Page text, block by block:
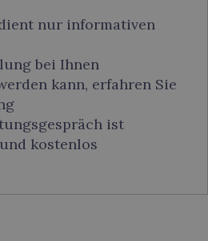
nur informativen
bei Ihnen
kann, erfahren Sie
ist
kostenlos